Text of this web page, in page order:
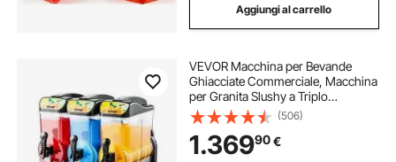
Aggiungi al carrello
VEVOR Macchina per Bevande
Ghiacciate Commerciale, Macchina
per Granita Slushy a Triplo
Serbatoio 15 Litri x 3 per Frullati in
Acciaio Inox da Ristoranti, Bar,
Caffetterie
(506)
1.36990€